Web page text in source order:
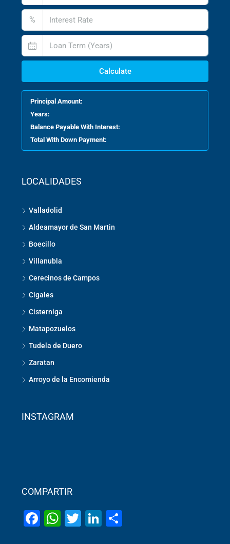
%
Calculate
Principal Amount:
Years:
Balance Payable With Interest:
Total With Down Payment:
LOCALIDADES
Valladolid
Aldeamayor de San Martin
Boecillo
Villanubla
Cerecinos de Campos
Cigales
Cisterniga
Matapozuelos
Tudela de Duero
Zaratan
Arroyo de la Encomienda
INSTAGRAM
COMPARTIR
Facebook
WhatsApp
TwitterLinkedIn